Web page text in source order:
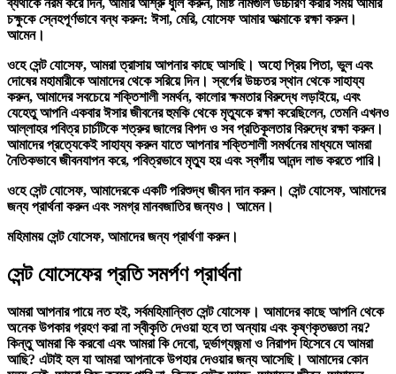
ব্যথাকে নরম করে দিন, আমার আশ্রু ধুলি করুন, মিষ্টি নামগুলি উচ্চারণ করার সময় আমার
চক্ষুকে স্নেহপূর্ণভাবে বন্ধ করুন: ঈসা, মেরি, যোসেফ আমার আত্মাকে রক্ষা করুন।
আমেন।
ওহে সেন্ট যোসেফ, আমরা ত্রাসায় আপনার কাছে আসছি। অহো প্রিয় পিতা, ভুল এবং
দোষের মহামারীকে আমাদের থেকে সরিয়ে দিন। স্বর্গের উচ্চতর স্থান থেকে সাহায্য
করুন, আমাদের সবচেয়ে শক্তিশালী সমর্থন, কালোর ক্ষমতার বিরুদ্ধে লড়াইয়ে, এবং
যেহেতু আপনি একবার ঈসার জীবনের হুমকি থেকে মৃত্যুকে রক্ষা করেছিলেন, তেমনি এখনও
আল্লাহর পবিত্র চার্চটিকে শত্রুর জালের বিপদ ও সব প্রতিকূলতার বিরুদ্ধে রক্ষা করুন।
আমাদের প্রত্যেকেই সাহায্য করুন যাতে আপনার শক্তিশালী সমর্থনের মাধ্যমে আমরা
নৈতিকভাবে জীবনযাপন করে, পবিত্রভাবে মৃত্যু হয় এবং স্বর্গীয় আনন্দ লাভ করতে পারি।
ওহে সেন্ট যোসেফ, আমাদেরকে একটি পরিশুদ্ধ জীবন দান করুন। সেন্ট যোসেফ, আমাদের
জন্য প্রার্থনা করুন এবং সমগ্র মানবজাতির জন্যও। আমেন।
মহিমাময় সেন্ট যোসেফ, আমাদের জন্য প্রার্থণা করুন।
সেন্ট যোসেফের প্রতি সমর্পণ প্রার্থনা
আমরা আপনার পায়ে নত হই, সর্বমহিমান্বিত সেন্ট যোসেফ। আমাদের কাছে আপনি থেকে
অনেক উপকার গ্রহণ করা না স্বীকৃতি দেওয়া হবে তা অন্যায় এবং কৃষ্ণকৃতজ্ঞতা নয়?
কিন্তু আমরা কি করবো এবং আমরা কি দেবো, দুর্ভাগ্যজন্মা ও নিরাপদ হিসেবে যে আমরা
আছি? এটাই হল যা আমরা আপনাকে উপহার দেওয়ার জন্য আসেছি। আমাদের কোন